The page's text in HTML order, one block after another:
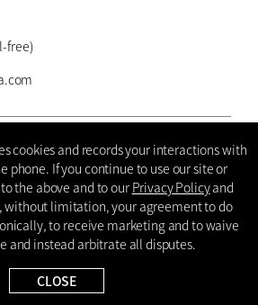
free)
Inc. ALL RIGHTS RESERVED.
약이용약관 접근성 선언문 사이트맵
KR
cookies and records your interactions with
phone. If you continue to use our site or
the above and to our Privacy Policyand
without limitation, your agreement to do
to receive marketing and to waive
and instead arbitrate all disputes.
CLOSE